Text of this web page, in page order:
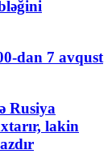
dan 7 avqust
Rusiya
lakin